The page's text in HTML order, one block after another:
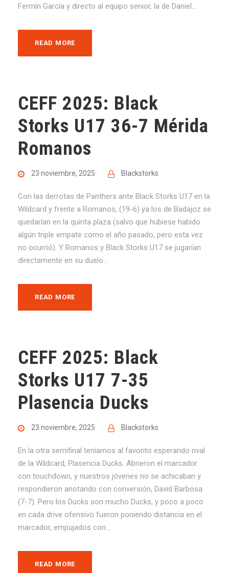
Fermín García y directo al equipo senior, la de Daniel...
READ MORE
CEFF 2025: Black
Storks U17 36-7 Mérida
Romanos
23 noviembre, 2025 Blackstorks
Con las derrotas de Panthers ante Black Storks U17 en la
Wildcard y frente a Romanos, (19-6) ya los de Badajoz se
quedarían en la quinta plaza (salvo que hubiese habido
algún triple empate como el año pasado, pero esta vez
no ocurrió). Y Romanos y Black Storks U17 se jugarían
directamente en su duelo...
READ MORE
CEFF 2025: Black
Storks U17 7-35
Plasencia Ducks
23 noviembre, 2025 Blackstorks
En la otra semifinal teníamos al favorito esperando rival
de la Wildcard, Plasencia Ducks. Abrieron el marcador
con touchdown, y nuestros jóvenes no se achicaban y
respondieron anotando con conversión, David Barbosa
(7-7). Pero los Ducks son mucho Ducks, y poco a poco
en cada drive ofensivo fueron poniendo distancia en el
marcador, empujados con...
READ MORE